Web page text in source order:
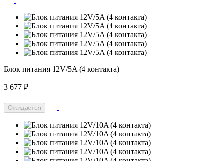
Блок питания 12V/5A (4 контакта)
3 677 ₽
Ожидается